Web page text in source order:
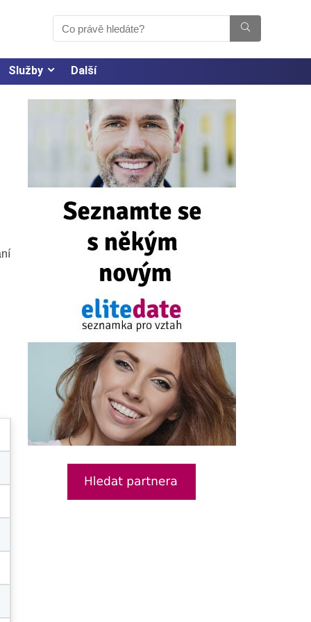
Služby Další